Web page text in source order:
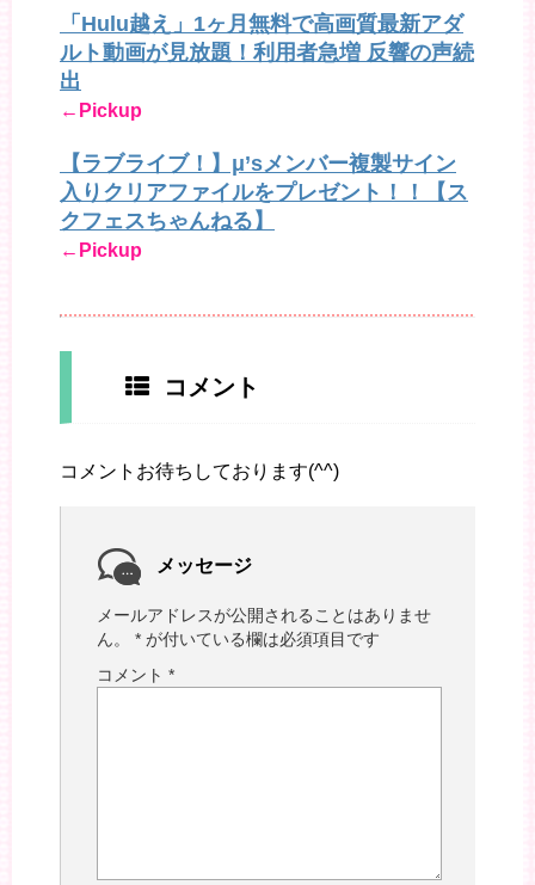
「Hulu越え」1ヶ月無料で高画質最新アダ
ルト動画が見放題！利用者急増 反響の声続
出
←Pickup
【ラブライブ！】μ’sメンバー複製サイン
入りクリアファイルをプレゼント！！【ス
クフェスちゃんねる】
←Pickup
コメント
コメントお待ちしております(^^)
メッセージ
メールアドレスが公開されることはありませ
ん。
* が付いている欄は必須項目です
コメント *